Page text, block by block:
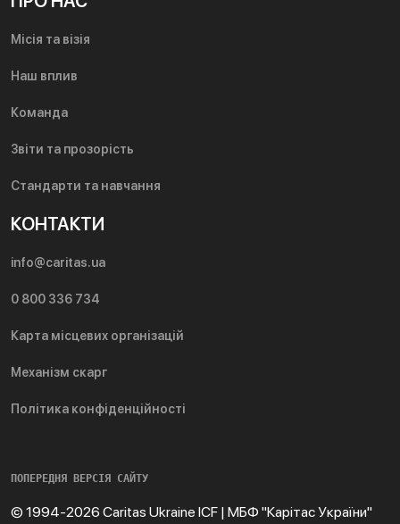
Місія та візія
Наш вплив
Команда
Звіти та прозорість
Стандарти та навчання
КОНТАКТИ
info@caritas.ua
0 800 336 734
Карта місцевих організацій
Механізм скарг
Політика конфіденційності
ПОПЕРЕДНЯ ВЕРСІЯ САЙТУ
© 1994-2026 Caritas Ukraine ICF | МБФ "Карітас України"